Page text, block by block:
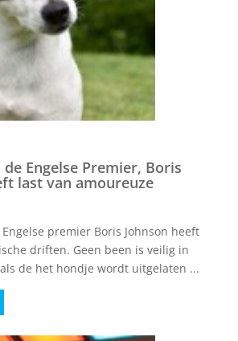
Engelse Premier, Boris
last van amoureuze
premier Boris Johnson heeft
driften. Geen been is veilig in
de het hondje wordt uitgelaten ...